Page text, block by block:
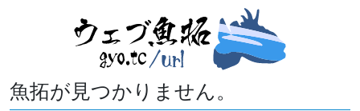
魚拓が見つかりません。